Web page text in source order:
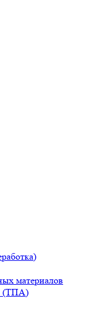
материалов
(ТПА)